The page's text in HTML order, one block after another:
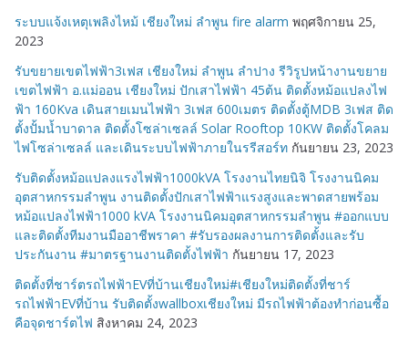
ระบบแจ้งเหตุเพลิงไหม้ เชียงใหม่ ลำพูน fire alarm พฤศจิกายน 25,
2023
รับขยายเขตไฟฟ้า3เฟส เชียงใหม่ ลำพูน ลำปาง รีวิรูปหน้างานขยาย
เขตไฟฟ้า อ.แม่ออน เชียงใหม่ ปักเสาไฟฟ้า 45ต้น ติดตั้งหม้อแปลงไฟ
ฟ้า 160Kva เดินสายเมนไฟฟ้า 3เฟส 600เมตร ติดตั้งตู้MDB 3เฟส ติด
ตั้งปั้มน้ำบาดาล ติดตั้งโซล่าเซลล์ Solar Rooftop 10KW ติดตั้งโคลม
ไฟโซล่าเซลล์ และเดินระบบไฟฟ้าภายในรรีสอร์ท กันยายน 23, 2023
รับติดตั้งหม้อแปลงแรงไฟฟ้า1000kVA โรงงานไทยนิจิ โรงงานนิคม
อุตสาหกรรมลำพูน งานติดตั้งปักเสาไฟฟ้าแรงสูงและพาดสายพร้อม
หม้อแปลงไฟฟ้า1000 kVA โรงงานนิคมอุตสาหกรรมลำพูน #ออกแบบ
และติดตั้งทีมงานมืออาชีพราคา #รับรองผลงานการติดตั้งและรับ
ประกันงาน #มาตรฐานงานติดตั้งไฟฟ้า กันยายน 17, 2023
ติดตั้งที่ชาร์ตรถไฟฟ้าEVที่บ้านเชียงใหม่#เชียงใหม่ติดตั้งที่ชาร์
รถไฟฟ้าEVที่บ้าน รับติดตั้งwallboxเชียงใหม่ มีรถไฟฟ้าต้องทำก่อนซื้อ
คือจุดชาร์ตไฟ สิงหาคม 24, 2023